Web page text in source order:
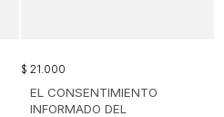
$ 21.000
EL CONSENTIMIENTO
INFORMADO DEL